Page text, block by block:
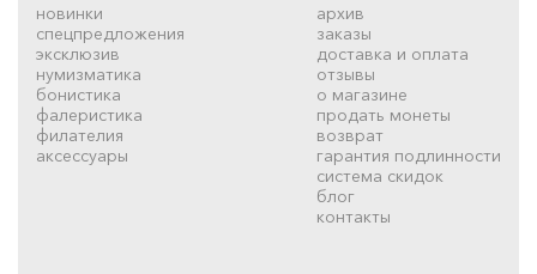
новинки
спецпредложения
эксклюзив
нумизматика
бонистика
фалеристика
филателия
аксессуары
архив
заказы
доставка и оплата
отзывы
о магазине
продать монеты
возврат
гарантия подлинности
система скидок
блог
контакты